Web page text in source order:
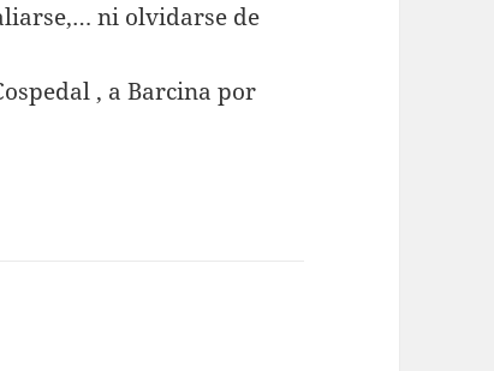
ni olvidarse de
, a Barcina por